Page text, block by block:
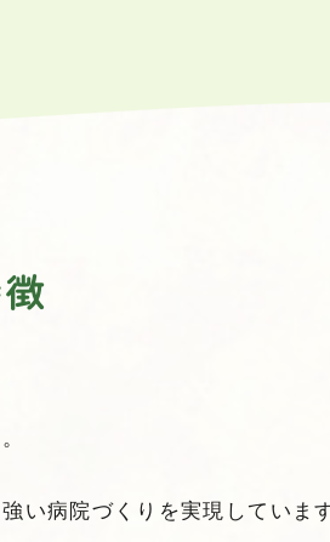
い病院づくりを実現しています